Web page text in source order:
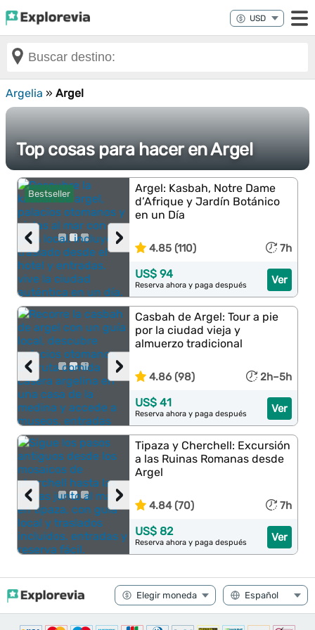
Argelia » Argel
Top cosas para hacer en Argel
Bestseller
›
‹
Argel: Kasbah, Notre Dame
d’Afrique y Jardín Botánico
en un Día
4.85 (110) 7h
Ver
US$ 94
Reserva ahora y paga después
›
‹
Casbah de Argel: Tour a pie
por la ciudad vieja y
almuerzo tradicional
4.86 (98) 2h–5h
Ver
US$ 41
Reserva ahora y paga después
›
‹
Tipaza y Cherchell: Excursión
a las Ruinas Romanas desde
Argel
4.84 (70) 7h
Ver
US$ 82
Reserva ahora y paga después